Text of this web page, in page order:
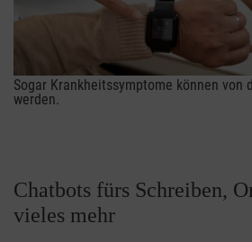
Sogar Krankheitssymptome können von
werden.
Chatbots fürs Schreiben,
vieles mehr